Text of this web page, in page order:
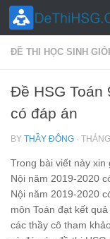
Skip to content
ĐỀ THI HỌC SINH
Đề HSG Toán
có đáp án
BY THẦY ĐÔNG ·
Trong bài viết này xin
Nội năm 2019-2020
Nội năm 2019-2020
môn Toán đạt kết
các thầy cô tham